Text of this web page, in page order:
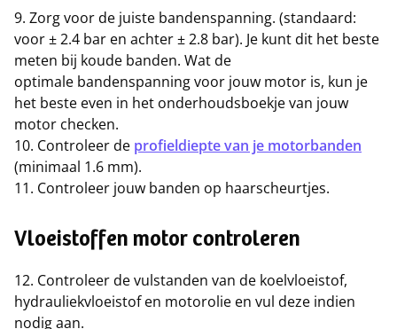
9. Zorg voor de juiste bandenspanning. (standaard:
voor ± 2.4 bar en achter ± 2.8 bar). Je kunt dit het beste
meten bij koude banden. Wat de
optimale bandenspanning voor jouw motor is, kun je
het beste even in het onderhoudsboekje van jouw
motor checken.
10. Controleer de profieldiepte van je motorbanden
(minimaal 1.6 mm).
11. Controleer jouw banden op haarscheurtjes.
Vloeistoffen motor controleren
12. Controleer de vulstanden van de koelvloeistof,
hydrauliekvloeistof en motorolie en vul deze indien
nodig aan.